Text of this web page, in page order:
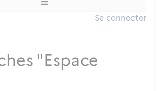
Se connecter
"Espace